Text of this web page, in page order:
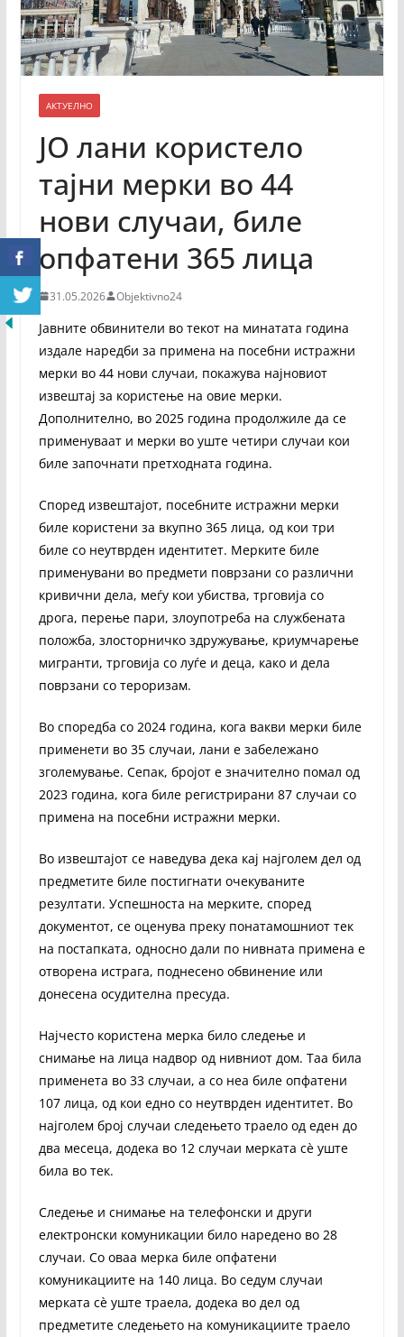
АКТУЕЛНО
ЈО лани користело
тајни мерки во 44
нови случаи, биле
опфатени 365 лица
31.05.2026 Objektivno24
Јавните обвинители во текот на минатата година
издале наредби за примена на посебни истражни
мерки во 44 нови случаи, покажува најновиот
извештај за користење на овие мерки.
Дополнително, во 2025 година продолжиле да се
применуваат и мерки во уште четири случаи кои
биле започнати претходната година.
Според извештајот, посебните истражни мерки
биле користени за вкупно 365 лица, од кои три
биле со неутврден идентитет. Мерките биле
применувани во предмети поврзани со различни
кривични дела, меѓу кои убиства, трговија со
дрога, перење пари, злоупотреба на службената
положба, злосторничко здружување, криумчарење
мигранти, трговија со луѓе и деца, како и дела
поврзани со тероризам.
Во споредба со 2024 година, кога вакви мерки биле
применети во 35 случаи, лани е забележано
зголемување. Сепак, бројот е значително помал од
2023 година, кога биле регистрирани 87 случаи со
примена на посебни истражни мерки.
Во извештајот се наведува дека кај најголем дел од
предметите биле постигнати очекуваните
резултати. Успешноста на мерките, според
документот, се оценува преку понатамошниот тек
на постапката, односно дали по нивната примена е
отворена истрага, поднесено обвинение или
донесена осудителна пресуда.
Најчесто користена мерка било следење и
снимање на лица надвор од нивниот дом. Таа била
применета во 33 случаи, а со неа биле опфатени
107 лица, од кои едно со неутврден идентитет. Во
најголем број случаи следењето траело од еден до
два месеца, додека во 12 случаи мерката сè уште
била во тек.
Следење и снимање на телефонски и други
електронски комуникации било наредено во 28
случаи. Со оваа мерка биле опфатени
комуникациите на 140 лица. Во седум случаи
мерката сè уште траела, додека во дел од
предметите следењето на комуникациите траело